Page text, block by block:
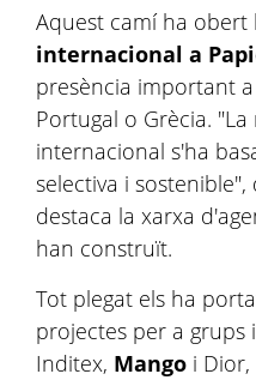
Aquest camí ha obert
internacional a
presència important
Portugal o Grècia.
internacional s'ha
selectiva i
destaca la xarxa
han construït.
Tot plegat els ha
projectes per a grups
Inditex, Mango i